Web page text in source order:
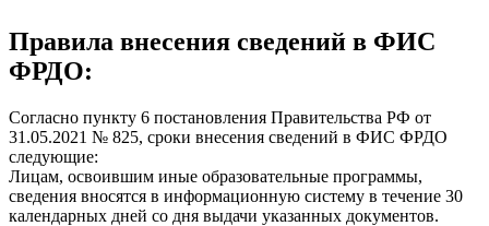
Правила внесения сведений в ФИС
ФРДО:
Согласно пункту 6 постановления Правительства РФ от
31.05.2021 № 825, сроки внесения сведений в ФИС ФРДО
следующие:
Лицам, освоившим иные образовательные программы,
сведения вносятся в информационную систему в течение 30
календарных дней со дня выдачи указанных документов.